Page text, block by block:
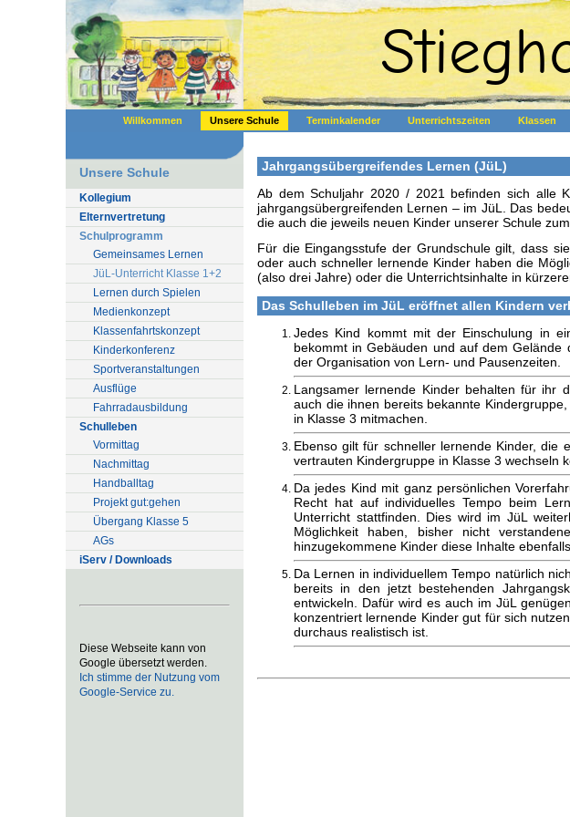
Willkommen Unsere Schule Terminkalender Unterrichtszeiten Klassen
Unsere Schule
Kollegium
Elternvertretung
Schulprogramm
Gemeinsames Lernen
JüL-Unterricht Klasse 1+2
Lernen durch Spielen
Medienkonzept
Klassenfahrtskonzept
Kinderkonferenz
Sportveranstaltungen
Ausflüge
Fahrradausbildung
Schulleben
Vormittag
Nachmittag
Handballtag
Projekt gut:gehen
Übergang Klasse 5
AGs
iServ / Downloads
Diese Webseite kann von
Google übersetzt werden.
Ich stimme der Nutzung vom
Google-Service zu.
Jahrgangsübergreifendes Lernen (JüL)
Ab dem Schuljahr 2020 / 2021 befinden sich alle
jahrgangsübergreifenden Lernen – im JüL. Das
die auch die jeweils neuen Kinder unserer Schule
Für die Eingangsstufe der Grundschule gilt, dass
oder auch schneller lernende Kinder haben die
(also drei Jahre) oder die Unterrichtsinhalte in
Das Schulleben im JüL eröffnet allen Kindern
Jedes Kind kommt mit der Einschulung in
bekommt in Gebäuden und auf dem
der Organisation von Lern- und Pausenzeiten.
Langsamer lernende Kinder behalten für ihr
auch die ihnen bereits bekannte
in Klasse 3 mitmachen.
Ebenso gilt für schneller lernende Kinder, die
vertrauten Kindergruppe in Klasse 3 wechseln
Da jedes Kind mit ganz persönlichen
Recht hat auf individuelles Tempo beim
Unterricht stattfinden. Dies wird im JüL
Möglichkeit haben, bisher nicht
hinzugekommene Kinder diese Inhalte
Da Lernen in individuellem Tempo natürlich
bereits in den jetzt bestehenden
entwickeln. Dafür wird es auch im JüL
konzentriert lernende Kinder gut für sich
durchaus realistisch ist.